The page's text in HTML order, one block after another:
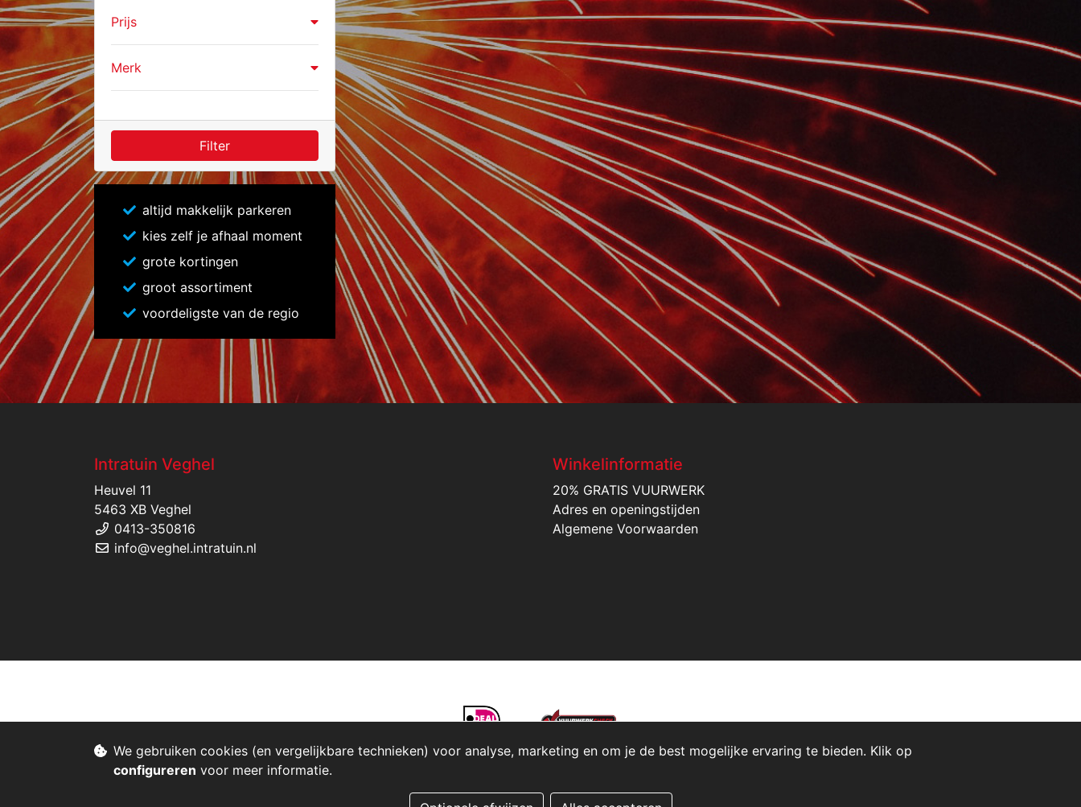
Prijs
Merk
Filter
altijd makkelijk parkeren
kies zelf je afhaal moment
grote kortingen
groot assortiment
voordeligste van de regio
We gebruiken cookies (en vergelijkbare technieken) voor analyse, marketing en om je de best mogelijke ervaring te bieden. Klik op
configureren voor meer informatie.
Intratuin Veghel
Heuvel 11
5463 XB Veghel
0413-350816
info@veghel.intratuin.nl
Winkelinformatie
20% GRATIS VUURWERK
Adres en openingstijden
Algemene Voorwaarden